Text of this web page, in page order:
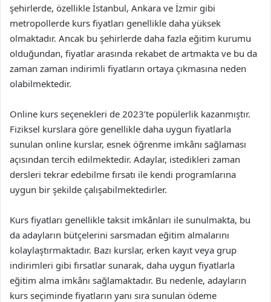
şehirlerde, özellikle İstanbul, Ankara ve İzmir gibi
metropollerde kurs fiyatları genellikle daha yüksek
olmaktadır. Ancak bu şehirlerde daha fazla eğitim kurumu
olduğundan, fiyatlar arasında rekabet de artmakta ve bu da
zaman zaman indirimli fiyatların ortaya çıkmasına neden
olabilmektedir.
Online kurs seçenekleri de 2023’te popülerlik kazanmıştır.
Fiziksel kurslara göre genellikle daha uygun fiyatlarla
sunulan online kurslar, esnek öğrenme imkânı sağlaması
açısından tercih edilmektedir. Adaylar, istedikleri zaman
dersleri tekrar edebilme fırsatı ile kendi programlarına
uygun bir şekilde çalışabilmektedirler.
Kurs fiyatları genellikle taksit imkânları ile sunulmakta, bu
da adayların bütçelerini sarsmadan eğitim almalarını
kolaylaştırmaktadır. Bazı kurslar, erken kayıt veya grup
indirimleri gibi fırsatlar sunarak, daha uygun fiyatlarla
eğitim alma imkânı sağlamaktadır. Bu nedenle, adayların
kurs seçiminde fiyatların yanı sıra sunulan ödeme